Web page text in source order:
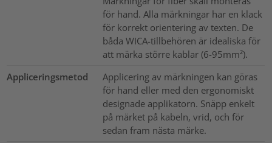
för hand. Alla märkningar har en klack
för korrekt orientering av texten. De
båda WICA-tillbehören är idealiska för
att märka större kablar (6-95mm²).
Appliceringsmetod
Applicering av märkningen kan göras
för hand eller med den ergonomiskt
designade applikatorn. Snäpp enkelt
på märket på kabeln, vrid, och för
sedan fram nästa märke.